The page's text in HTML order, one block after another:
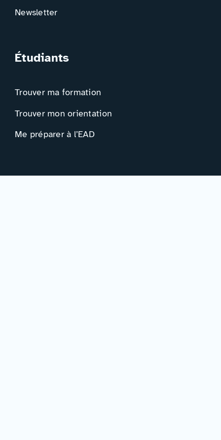
Newsletter
Étudiants
Trouver ma formation
Trouver mon orientation
Me préparer à l’EAD